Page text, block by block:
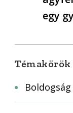
egy
Témakörök
Boldogság